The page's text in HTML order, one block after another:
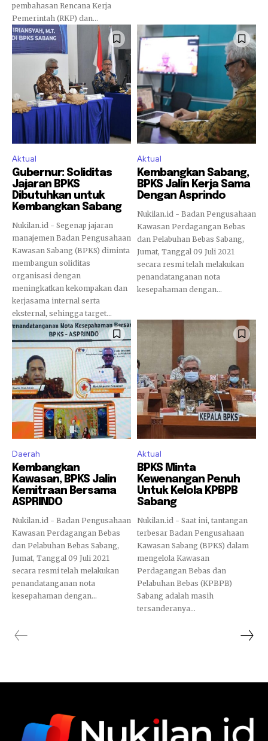
pembahasan Rencana Kerja
Pemerintah (RKP) dan...
Aktual
Gubernur: Soliditas
Jajaran BPKS
Dibutuhkan untuk
Kembangkan Sabang
Nukilan.id - Segenap jajaran
manajemen Badan Pengusahaan
Kawasan Sabang (BPKS) diminta
membangun soliditas
organisasi dengan
meningkatkan kekompakan dan
kerjasama internal serta
eksternal, sehingga target...
Aktual
Kembangkan Sabang,
BPKS Jalin Kerja Sama
Dengan Asprindo
Nukilan.id - Badan Pengusahaan
Kawasan Perdagangan Bebas
dan Pelabuhan Bebas Sabang,
Jumat, Tanggal 09 Juli 2021
secara resmi telah melakukan
penandatanganan nota
kesepahaman dengan...
Daerah
Kembangkan
Kawasan, BPKS Jalin
Kemitraan Bersama
ASPRINDO
Nukilan.id - Badan Pengusahaan
Kawasan Perdagangan Bebas
dan Pelabuhan Bebas Sabang,
Jumat, Tanggal 09 Juli 2021
secara resmi telah melakukan
penandatanganan nota
kesepahaman dengan...
Aktual
BPKS Minta
Kewenangan Penuh
Untuk Kelola KPBPB
Sabang
Nukilan.id - Saat ini, tantangan
terbesar Badan Pengusahaan
Kawasan Sabang (BPKS) dalam
mengelola Kawasan
Perdagangan Bebas dan
Pelabuhan Bebas (KPBPB)
Sabang adalah masih
tersanderanya...